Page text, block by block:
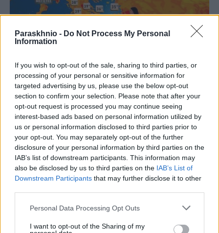
Paraskhnio - Do Not Process My Personal
Information
If you wish to opt-out of the sale, sharing to third parties, or
processing of your personal or sensitive information for
targeted advertising by us, please use the below opt-out
section to confirm your selection. Please note that after your
opt-out request is processed you may continue seeing
interest-based ads based on personal information utilized by
us or personal information disclosed to third parties prior to
your opt-out. You may separately opt-out of the further
disclosure of your personal information by third parties on the
IAB’s list of downstream participants. This information may
also be disclosed by us to third parties on the IAB’s List of
Downstream Participants that may further disclose it to other
Please note that this website/app uses one or more Google
not limited to your visit or usage behaviour. You may click to
Personal Data Processing Opt Outs
I want to opt-out of the Sharing of my
Έρχεται καύσωνας και απειλητικά μποφόρ (VIDEO)
ΑΝΑΡΤΗΘΗΚΕ ΑΠΟ GMYLONAS 7 ΑΥΓΟΎΣΤΟΥ 2026